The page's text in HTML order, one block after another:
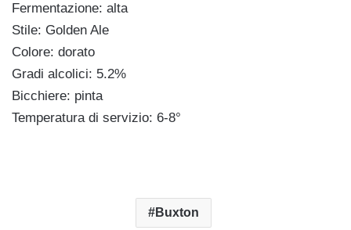
Fermentazione: alta
Stile: Golden Ale
Colore: dorato
Gradi alcolici: 5.2%
Bicchiere: pinta
Temperatura di servizio: 6-8°
Buxton